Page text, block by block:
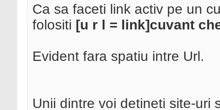
Ca sa faceti link activ pe un
folositi [u r l = link]cuvant
Evident fara spatiu intre Url.
Unii dintre voi detineti site-uri